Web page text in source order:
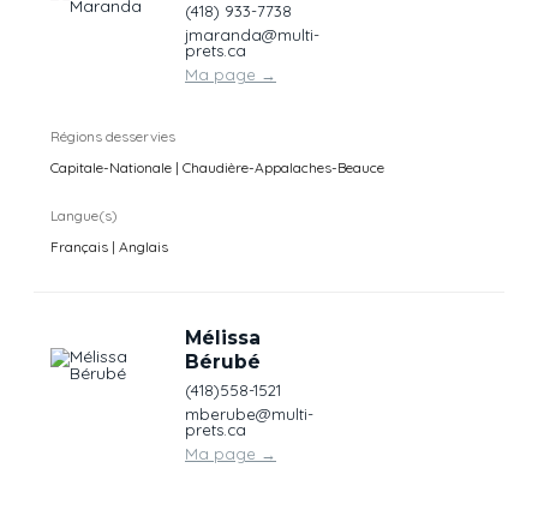
(418) 933-7738
jmaranda@multi-
prets.ca
Ma page →
Régions desservies
Capitale-Nationale | Chaudière-Appalaches-Beauce
Langue(s)
Français | Anglais
Mélissa
Bérubé
(418)558-1521
mberube@multi-
prets.ca
Ma page →